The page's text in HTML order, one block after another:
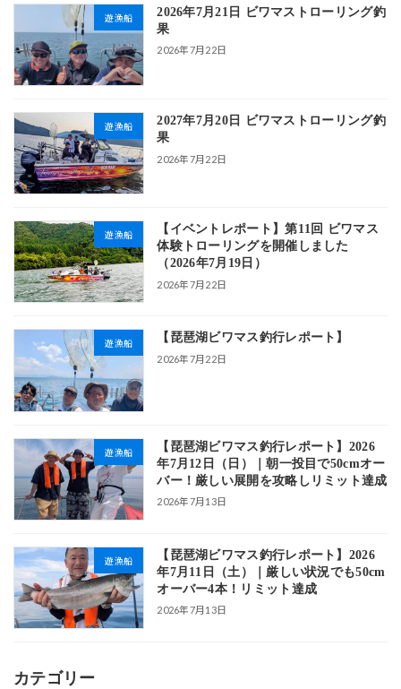
遊漁船
2026年7月21日 ビワマストローリング釣
果
2026年7月22日
遊漁船
2027年7月20日 ビワマストローリング釣
果
2026年7月22日
遊漁船
【イベントレポート】第11回 ビワマス
体験トローリングを開催しました
（2026年7月19日）
2026年7月22日
遊漁船 【琵琶湖ビワマス釣行レポート】
2026年7月22日
遊漁船
【琵琶湖ビワマス釣行レポート】2026
年7月12日（日）｜朝一投目で50cmオー
バー！厳しい展開を攻略しリミット達成
2026年7月13日
遊漁船
【琵琶湖ビワマス釣行レポート】2026
年7月11日（土）｜厳しい状況でも50cm
オーバー4本！リミット達成
2026年7月13日
カテゴリー